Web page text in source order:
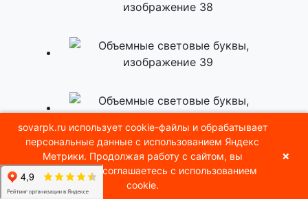
sovarpk.ru использует cookie-файлы и обрабатывает
персональные данные с использованием Яндекс
Метрики. Продолжая работу с сайтом, вы
автоматически соглашаетесь с использованием
cookie.
×